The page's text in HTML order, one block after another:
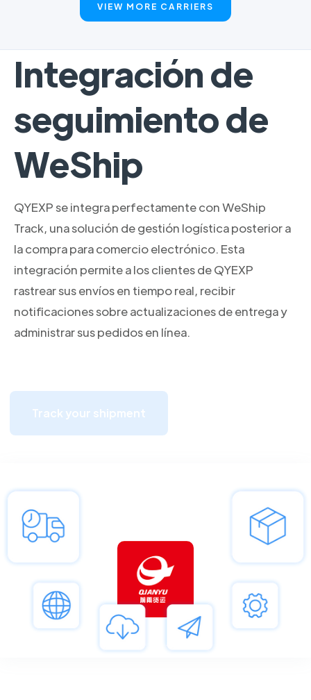
VIEW MORE CARRIERS
Integración de
seguimiento de
WeShip
QYEXP se integra perfectamente con WeShip
Track, una solución de gestión logística posterior a
la compra para comercio electrónico. Esta
integración permite a los clientes de QYEXP
rastrear sus envíos en tiempo real, recibir
notificaciones sobre actualizaciones de entrega y
administrar sus pedidos en línea.
Track your shipment